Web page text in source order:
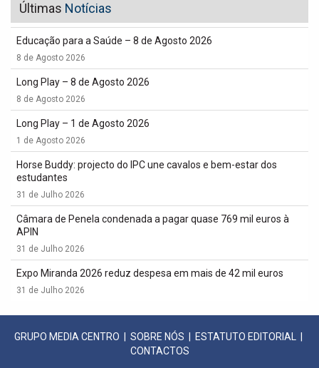
Últimas Notícias
Educação para a Saúde – 8 de Agosto 2026
8 de Agosto 2026
Long Play – 8 de Agosto 2026
8 de Agosto 2026
Long Play – 1 de Agosto 2026
1 de Agosto 2026
Horse Buddy: projecto do IPC une cavalos e bem-estar dos
estudantes
31 de Julho 2026
Câmara de Penela condenada a pagar quase 769 mil euros à
APIN
31 de Julho 2026
Expo Miranda 2026 reduz despesa em mais de 42 mil euros
31 de Julho 2026
GRUPO MEDIA CENTRO SOBRE NÓS ESTATUTO EDITORIAL
CONTACTOS